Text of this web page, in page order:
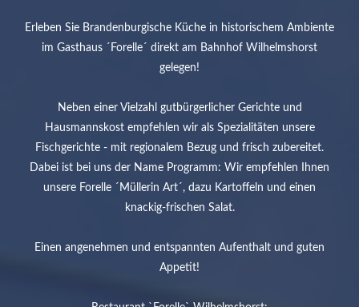
Erleben Sie Brandenburgische Küche in historischem Ambiente
im Gasthaus ´Forelle´ direkt am Bahnhof Wilhelmshorst
gelegen!
Neben einer Vielzahl gutbürgerlicher Gerichte und
Hausmannskost empfehlen wir als Spezialitäten unsere
Fischgerichte - mit regionalem Bezug und frisch zubereitet.
Dabei ist bei uns der Name Programm: Wir empfehlen Ihnen
unsere Forelle ´Müllerin Art´, dazu Kartoffeln und einen
knackig-frischen Salat.
Einen angenehmen und entspannten Aufenthalt und guten
Appetit!